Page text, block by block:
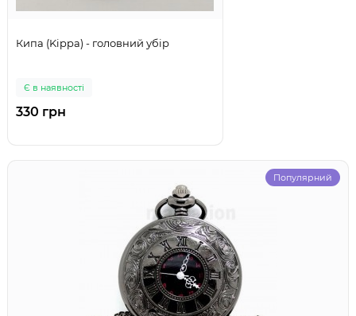
Кипа (Kippa) - головний убір
Є в наявності
330 грн
Популярний